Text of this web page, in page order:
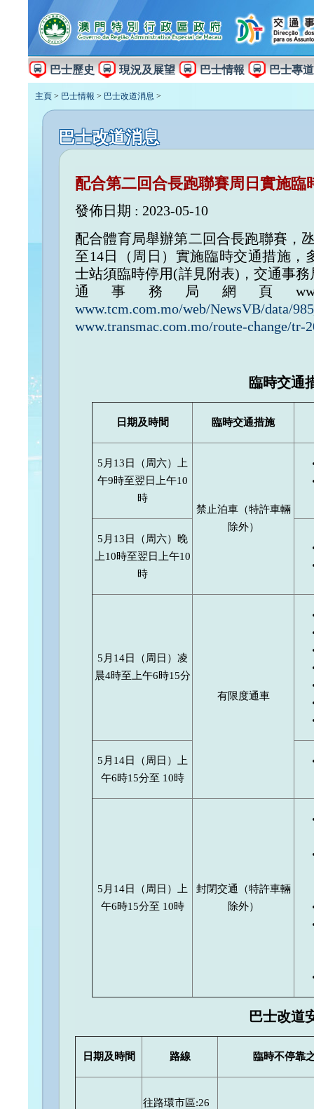
巴士歷史 現況及展望 巴士情報 巴士專道
主頁 > 巴士情報 > 巴士改道消息 >
巴士改道消息
配合第二回合長跑聯賽周日實施臨
發佈日期 : 2023-05-10
配合體育局舉辦第二回合長跑聯賽，
至14日（周日）實施臨時交通措施，
士站須臨時停用(詳見附表)，交通事
通事務局網頁
www.tcm.com.mo/web/NewsVB/data/
www.transmac.com.mo/route-change/tr-
臨時交通
日期及時間 臨時交通措施
5月13日（周六）上
午9時至翌日上午10
時
禁止泊車（特許車輛
除外）
5月13日（周六）晚
上10時至翌日上午10
時
5月14日（周日）凌
晨4時至上午6時15分
有限度通車
5月14日（周日）上
午6時15分至 10時
5月14日（周日）上
午6時15分至 10時
封閉交通（特許車輛
除外）
巴士改道
日期及時間 路線 臨時不停靠
往路環市區:26